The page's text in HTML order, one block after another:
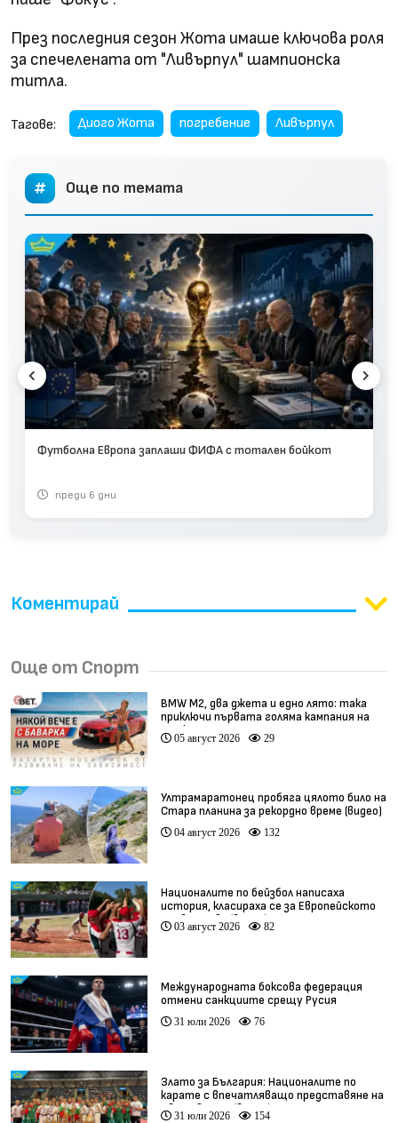
През последния сезон Жота имаше ключова роля
за спечелената от "Ливърпул" шампионска
титла.
Тагове: Диого Жота погребение Ливърпул
Още по темата
Футболна Европа заплаши ФИФА с тотален бойкот
преди 6 дни
Коментирай
Още от Спорт
BMW М2, два джета и едно лято: така
приключи първата голяма кампания на
BET.bg
05 август 2026 29
Ултрамаратонец пробяга цялото било на
Стара планина за рекордно време (видео)
04 август 2026 132
Националите по бейзбол написаха
история, класираха се за Европейското
първенство (видео)
03 август 2026 82
Международната боксова федерация
отмени санкциите срещу Русия
31 юли 2026 76
Злато за България: Националите по
карате с впечатляващо представяне на
Световното (видео)
31 юли 2026 154